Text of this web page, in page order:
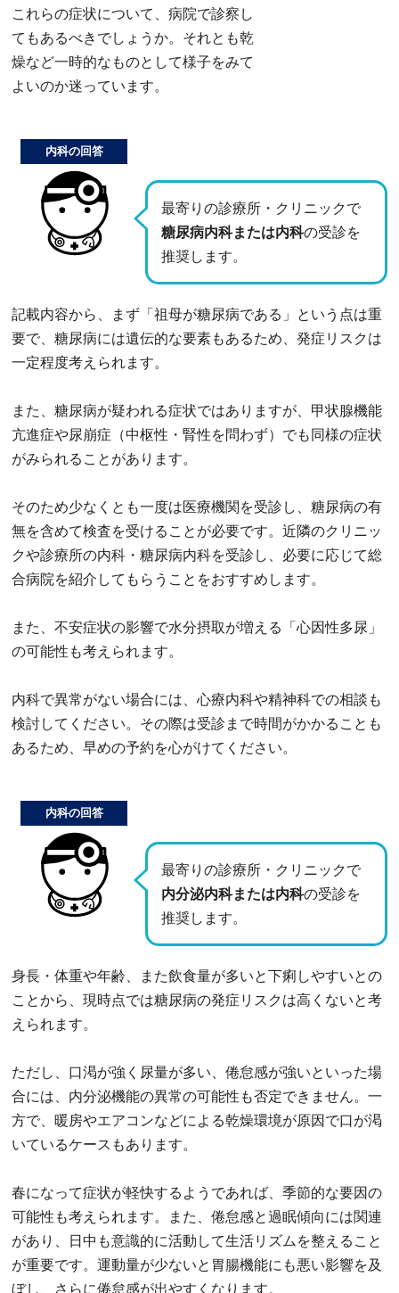
これらの症状について、病院で診察し
てもあるべきでしょうか。それとも乾
燥など一時的なものとして様子をみて
よいのか迷っています。
最寄りの診療所・クリニックで
糖尿病内科または内科の受診を
推奨します。
内科の回答
記載内容から、まず「祖母が糖尿病である」という点は重
要で、糖尿病には遺伝的な要素もあるため、発症リスクは
一定程度考えられます。
また、糖尿病が疑われる症状ではありますが、甲状腺機能
亢進症や尿崩症（中枢性・腎性を問わず）でも同様の症状
がみられることがあります。
そのため少なくとも一度は医療機関を受診し、糖尿病の有
無を含めて検査を受けることが必要です。近隣のクリニッ
クや診療所の内科・糖尿病内科を受診し、必要に応じて総
合病院を紹介してもらうことをおすすめします。
また、不安症状の影響で水分摂取が増える「心因性多尿」
の可能性も考えられます。
内科で異常がない場合には、心療内科や精神科での相談も
検討してください。その際は受診まで時間がかかることも
あるため、早めの予約を心がけてください。
最寄りの診療所・クリニックで
内分泌内科または内科の受診を
推奨します。
内科の回答
身長・体重や年齢、また飲食量が多いと下痢しやすいとの
ことから、現時点では糖尿病の発症リスクは高くないと考
えられます。
ただし、口渇が強く尿量が多い、倦怠感が強いといった場
合には、内分泌機能の異常の可能性も否定できません。一
方で、暖房やエアコンなどによる乾燥環境が原因で口が渇
いているケースもあります。
春になって症状が軽快するようであれば、季節的な要因の
可能性も考えられます。また、倦怠感と過眠傾向には関連
があり、日中も意識的に活動して生活リズムを整えること
が重要です。運動量が少ないと胃腸機能にも悪い影響を及
ぼし、さらに倦怠感が出やすくなります。